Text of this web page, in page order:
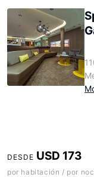
DESDE USD 173
por habitación / por